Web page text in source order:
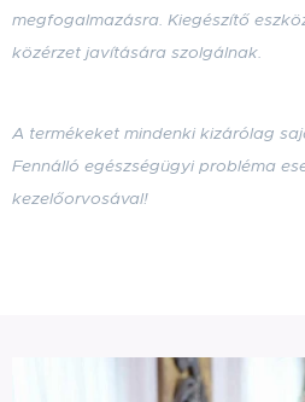
megfogalmazásra. Kiegészítő
közérzet javítására szolgálnak.
A termékeket mindenki kizárólag
Fennálló egészségügyi probléma
kezelőorvosával!